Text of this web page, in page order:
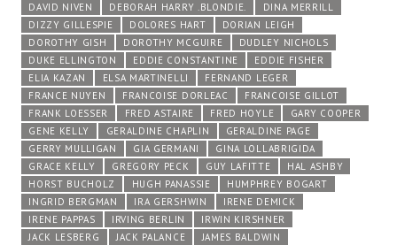
DAVID NIVEN
DEBORAH HARRY .BLONDIE.
DINA MERRILL
DIZZY GILLESPIE
DOLORES HART
DORIAN LEIGH
DOROTHY GISH
DOROTHY MCGUIRE
DUDLEY NICHOLS
DUKE ELLINGTON
EDDIE CONSTANTINE
EDDIE FISHER
ELIA KAZAN
ELSA MARTINELLI
FERNAND LEGER
FRANCE NUYEN
FRANCOISE DORLEAC
FRANCOISE GILLOT
FRANK LOESSER
FRED ASTAIRE FRED HOYLE
GARY COOPER
GENE KELLY
GERALDINE CHAPLIN
GERALDINE PAGE
GERRY MULLIGAN
GIA GERMANI
GINA LOLLABRIGIDA
GRACE KELLY
GREGORY PECK GUY LAFITTE
HAL ASHBY
HORST BUCHOLZ
HUGH PANASSIE
HUMPHREY BOGART
INGRID BERGMAN
IRA GERSHWIN
IRENE DEMICK
IRENE PAPPAS
IRVING BERLIN
IRWIN KIRSHNER
JACK LESBERG
JACK PALANCE
JAMES BALDWIN